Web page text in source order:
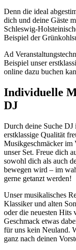
Denn die ideal
dich und deine Gäste
Schleswig-
Beispiel der
Ad
Beispiel unser
online dazu buchen
Individuelle
DJ
Durch deine Suche
erstklassige Qualität
Musikgeschmäcker im
unser Set. Freue dich
sowohl dich als auch
bewegen wird – im
gerne getanzt werden!
Unser musikalisches
Klassiker und alten
oder die neuesten Hits
Geschmack etwas
für uns kein Neuland.
ganz nach deinen